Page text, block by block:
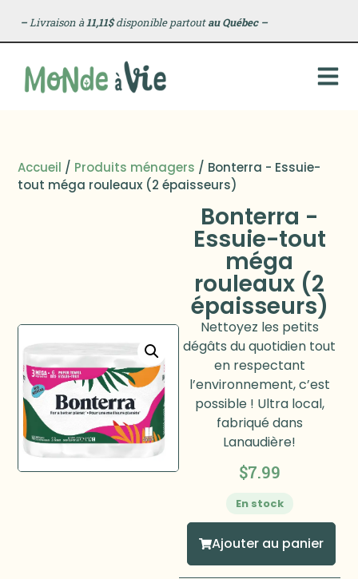
–Livraison à11,11$disponible partoutau Québec –
Accueil / Produits ménagers / Bonterra - Essuie-
tout méga rouleaux (2 épaisseurs)
Bonterra -
Essuie-tout
méga
rouleaux (2
épaisseurs)
Nettoyez les petits
dégâts du quotidien tout
en respectant
l’environnement, c’est
possible ! Ultra local,
fabriqué dans
Lanaudière!
$7.99
En stock
Ajouter au panier